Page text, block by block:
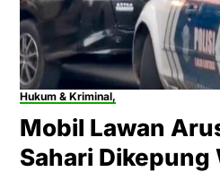
Hukum & Kriminal,
Mobil Lawan
Sahari Dikepung